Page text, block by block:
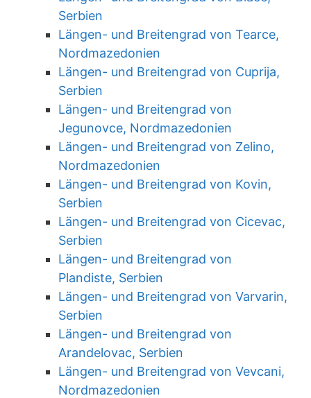
Serbien
Längen- und Breitengrad von Tearce,
Nordmazedonien
Längen- und Breitengrad von Cuprija,
Serbien
Längen- und Breitengrad von
Jegunovce, Nordmazedonien
Längen- und Breitengrad von Zelino,
Nordmazedonien
Längen- und Breitengrad von Kovin,
Serbien
Längen- und Breitengrad von Cicevac,
Serbien
Längen- und Breitengrad von
Plandiste, Serbien
Längen- und Breitengrad von Varvarin,
Serbien
Längen- und Breitengrad von
Arandelovac, Serbien
Längen- und Breitengrad von Vevcani,
Nordmazedonien